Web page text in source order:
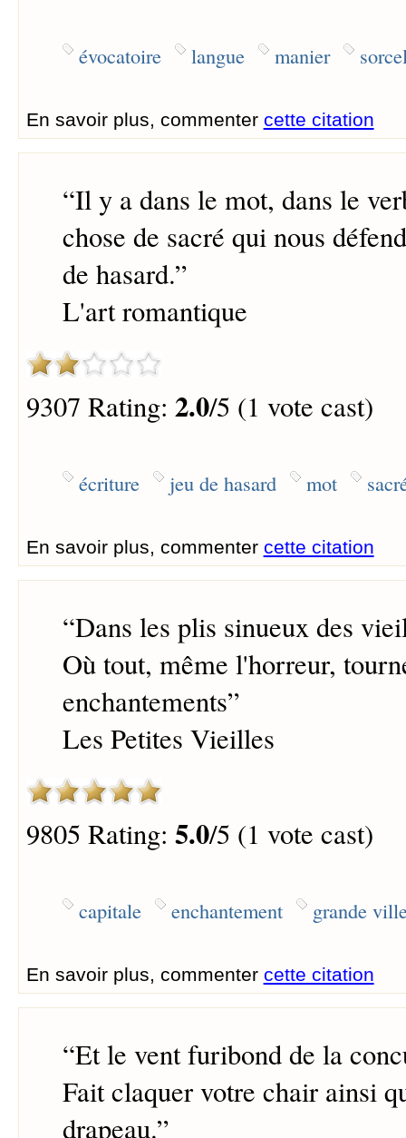
évocatoire langue manier
En savoir plus, commenter cette citation
“Il y a dans le mot, dans le
chose de sacré qui nous
de hasard.”
L'art romantique
9307 Rating: 2.0/5 (1 vote cast)
écriture jeu de hasard mot
En savoir plus, commenter cette citation
“Dans les plis sinueux des
Où tout, même l'horreur,
enchantements”
Les Petites Vieilles
9805 Rating: 5.0/5 (1 vote cast)
capitale enchantement grande
En savoir plus, commenter cette citation
“Et le vent furibond de la
Fait claquer votre chair ainsi
drapeau.”